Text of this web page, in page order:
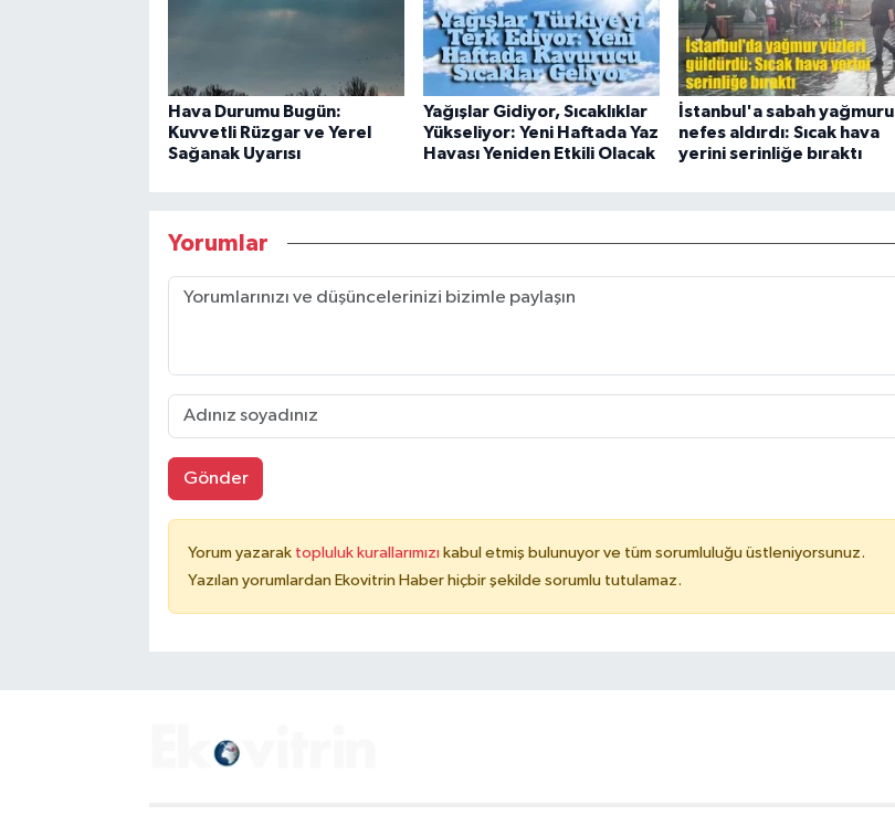
Hava Durumu Bugün:
Kuvvetli Rüzgar ve Yerel
Sağanak Uyarısı
Yağışlar Gidiyor, Sıcaklıklar
Yükseliyor: Yeni Haftada Yaz
Havası Yeniden Etkili Olacak
İstanbul'a sabah yağmuru
nefes aldırdı: Sıcak hava
yerini serinliğe bıraktı
Yorumlar
Gönder
Yorum yazarak topluluk kurallarımızı kabul etmiş bulunuyor ve tüm sorumluluğu üstleniyorsunuz.
Yazılan yorumlardan Ekovitrin Haber hiçbir şekilde sorumlu tutulamaz.